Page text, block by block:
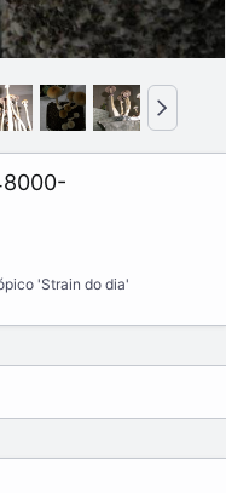
r
'Strain do dia'